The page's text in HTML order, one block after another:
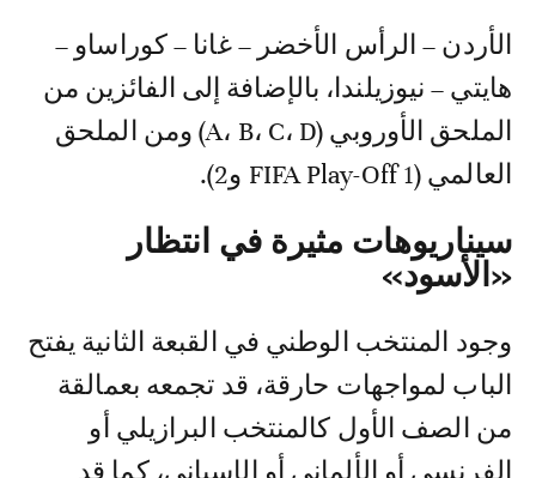
الأردن – الرأس الأخضر – غانا – كوراساو –
هايتي – نيوزيلندا، بالإضافة إلى الفائزين من
الملحق الأوروبي (A، B، C، D) ومن الملحق
العالمي (FIFA Play-Off 1 و2).
سيناريوهات مثيرة في انتظار
«الأسود»
وجود المنتخب الوطني في القبعة الثانية يفتح
الباب لمواجهات حارقة، قد تجمعه بعمالقة
من الصف الأول كالمنتخب البرازيلي أو